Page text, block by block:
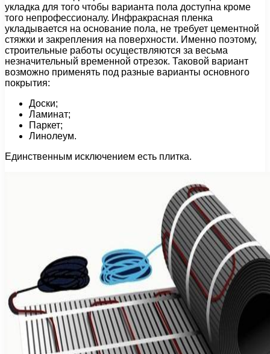
укладка для того чтобы варианта пола доступна кроме
того непрофессионалу. Инфракрасная пленка
укладывается на основание пола, не требует цементной
стяжки и закрепления на поверхности. Именно поэтому,
строительные работы осуществляются за весьма
незначительный временной отрезок. Таковой вариант
возможно применять под разные варианты основного
покрытия:
Доски;
Ламинат;
Паркет;
Линолеум.
Единственным исключением есть плитка.